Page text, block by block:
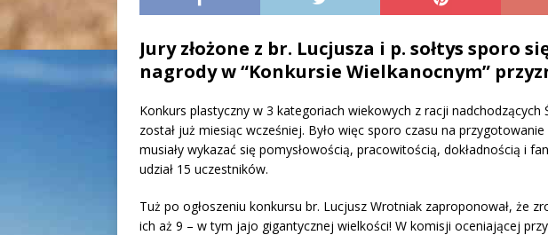
Jury złożone z br. Lucjusza i p. sołtys sporo
nagrody w “Konkursie Wielkanocnym”
Konkurs plastyczny w 3 kategoriach wiekowych z racji nadchodzących
został już miesiąc wcześniej. Było więc sporo czasu na
musiały wykazać się pomysłowością, pracowitością, dokładnością i
udział 15 uczestników.
Tuż po ogłoszeniu konkursu br. Lucjusz Wrotniak zaproponował, że
ich aż 9 – w tym jajo gigantycznej wielkości! W komisji oceniającej